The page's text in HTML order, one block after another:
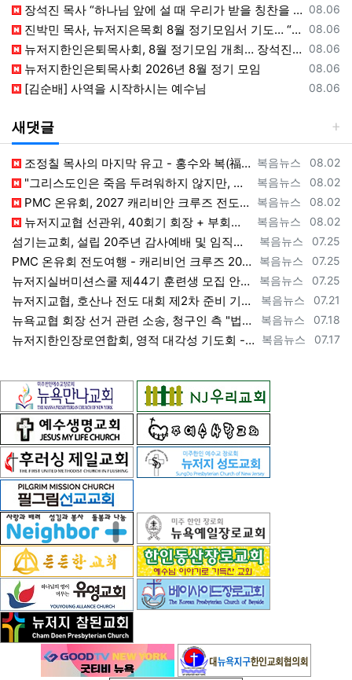
등록일
08.06
장석진 목사 “하나님 앞에 설 때 우리가 받을 칭찬을 생각하라”
등록일
08.06
진박민 목사, 뉴저지은목회 8월 정기모임서 기도… “은목회 모든 순서 위에 하나님의 영광 나타나게 하소서”
등록일
08.06
뉴저지한인은퇴목사회, 8월 정기모임 개최… 장석진 목사 “우리가 받을 칭찬은?” 설교
등록일
08.06
뉴저지한인은퇴목사회 2026년 8월 정기 모임
등록일
08.06
[김순배] 사역을 시작하시는 예수님
새댓글
등록자
복음뉴스 등록일
08.02
조정칠 목사의 마지막 유고 - 홍수와 복(福) 자(字) [2026년 8월 1일 토요일 자 뉴욕일보 기사] ==> https://www.bogeu…
등록자
복음뉴스 등록일
08.02
"그리스도인은 죽음 두려워하지 않지만, 살아 있는 동안 다른 사람의 유익 + 믿음의 진보 위해 살아야" [2026년 7월 31일 금요일 자 뉴욕…
등록자
복음뉴스 등록일
08.02
PMC 온유회, 2027 캐리비안 크루즈 전도여행 참가자 모집 [2026년 7월 31일 금요일 자 뉴욕일보 기사] ==> https://www.…
등록자
복음뉴스 등록일
08.02
뉴저지교협 선관위, 40회기 회장 + 부회장 등록 + 추천 절차 공고 --- 8월 28일 등록 마감, 9월 28일 선거 [2026년 7월 29일…
등록자
복음뉴스 등록일
07.25
섬기는교회, 설립 20주년 감사예배 및 임직식 --- "이제 더 힘차게 창공을 날자" [2026년 7월 25일 토요일 자 뉴욕일보 기사] ==>…
등록자
복음뉴스 등록일
07.25
PMC 온유회 전도여행 - 캐리비언 크루즈 2027 안내 ==> https://www.bogeumnews.com/gnu54/bbs/board.p…
등록자
복음뉴스 등록일
07.25
뉴저지실버미션스쿨 제44기 훈련생 모집 안내 ==> https://www.bogeumnews.com/gnu54/bbs/board.php?bo_t…
등록자
복음뉴스 등록일
07.21
뉴저지교협, 호산나 전도 대회 제2차 준비 기도회 --- "사람이 아니라 하나님께서 일하신다" [2026년 7월 21일 화요일 자 뉴욕일보 기사…
등록자
복음뉴스 등록일
07.18
뉴욕교협 회장 선거 관련 소송, 청구인 측 "법원 조속한 결정과 심리ㅜ 요청" [2026년 7월 18일 토요일 자 뉴욕일보 기사] ==> htt…
등록자
복음뉴스 등록일
07.17
뉴저지한인장로연합회, 영적 대각성 기도회 --- "우리의 기준은 하나님 말씀" [2026년 7월 17일 금요일 자 뉴욕일보 기사] ==> htt…